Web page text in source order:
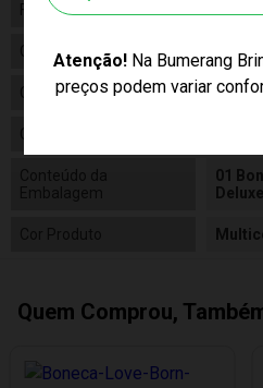
Atenção!Na Bumerang
preços podem variar
Fabricante
Código 003632
Código de Barras
Composição
Conteúdo da
01
Deluxe
Quem Comprou,